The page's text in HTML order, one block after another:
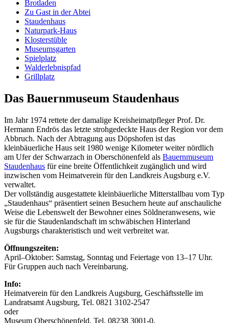
Brotladen
Zu Gast in der Abtei
Staudenhaus
Naturpark-Haus
Klosterstüble
Museumsgarten
Spielplatz
Walderlebnispfad
Grillplatz
Das Bauernmuseum Staudenhaus
Im Jahr 1974 rettete der damalige Kreisheimatpfleger Prof. Dr.
Hermann Endrös das letzte strohgedeckte Haus der Region vor dem
Abbruch. Nach der Abtragung aus Döpshofen ist das
kleinbäuerliche Haus seit 1980 wenige Kilometer weiter nördlich
am Ufer der Schwarzach in Oberschönenfeld als Bauernmuseum
Staudenhaus für eine breite Öffentlichkeit zugänglich und wird
inzwischen vom Heimatverein für den Landkreis Augsburg e.V.
verwaltet.
Der vollständig ausgestattete kleinbäuerliche Mitterstallbau vom Typ
„Staudenhaus“ präsentiert seinen Besuchern heute auf anschauliche
Weise die Lebenswelt der Bewohner eines Söldneranwesens, wie
sie für die Staudenlandschaft im schwäbischen Hinterland
Augsburgs charakteristisch und weit verbreitet war.
Öffnungszeiten:
April–Oktober: Samstag, Sonntag und Feiertage von 13–17 Uhr.
Für Gruppen auch nach Vereinbarung.
Info:
Heimatverein für den Landkreis Augsburg, Geschäftsstelle im
Landratsamt Augsburg, Tel. 0821 3102-2547
oder
Museum Oberschönenfeld, Tel. 08238 3001-0.